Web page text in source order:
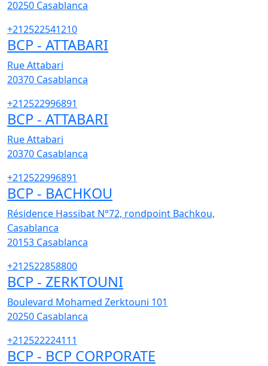
20250 Casablanca
+212522541210
BCP - ATTABARI
Rue Attabari
20370 Casablanca
+212522996891
BCP - ATTABARI
Rue Attabari
20370 Casablanca
+212522996891
BCP - BACHKOU
Résidence Hassibat N°72, rondpoint Bachkou,
Casablanca
20153 Casablanca
+212522858800
BCP - ZERKTOUNI
Boulevard Mohamed Zerktouni 101
20250 Casablanca
+212522224111
BCP - BCP CORPORATE